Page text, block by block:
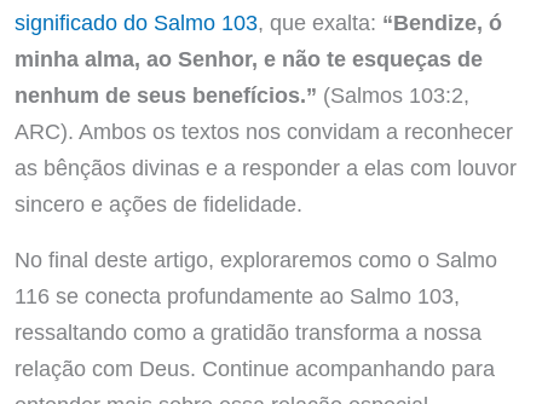
significado do Salmo 103, que exalta: “Bendize, ó
minha alma, ao Senhor, e não te esqueças de
nenhum de seus benefícios.” (Salmos 103:2,
ARC). Ambos os textos nos convidam a reconhecer
as bênçãos divinas e a responder a elas com louvor
sincero e ações de fidelidade.
No final deste artigo, exploraremos como o Salmo
116 se conecta profundamente ao Salmo 103,
ressaltando como a gratidão transforma a nossa
relação com Deus. Continue acompanhando para